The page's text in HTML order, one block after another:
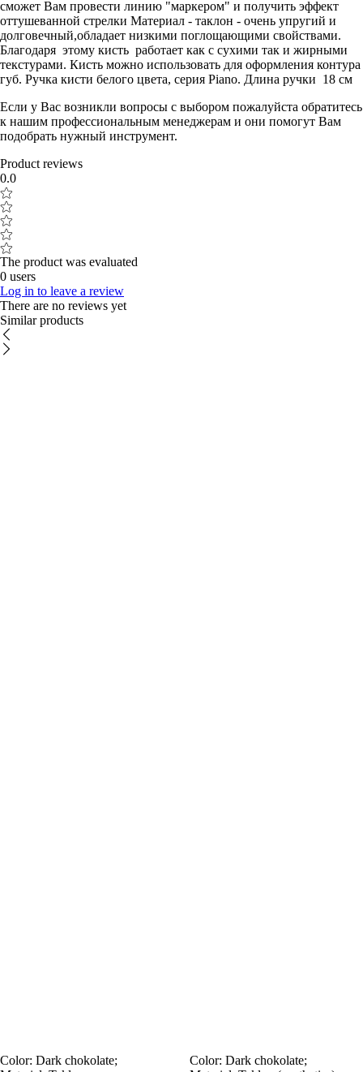
сможет Вам провести линию "маркером" и получить эффект
оттушеванной стрелки Материал - таклон - очень упругий и
долговечный,обладает низкими поглощающими свойствами.
Благодаря этому кисть работает как с сухими так и жирными
текстурами. Кисть можно использовать для оформления контура
губ. Ручка кисти белого цвета, серия Piano. Длина ручки 18 см
Если у Вас возникли вопросы с выбором пожалуйста обратитесь
к нашим профессиональным менеджерам и они помогут Вам
подобрать нужный инструмент.
Product reviews
0.0
The product was evaluated
0 users
Log in to leave a review
There are no reviews yet
Similar products
Color: Dark chokolate;
Color: Dark chokolate;